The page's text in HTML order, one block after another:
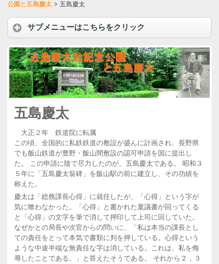
公園と五島慶太 > 五島慶太
サブメニューはこちらをクリック
五島慶太
大正２年 鉄道院に転属
この頃、全国的に私鉄鉄道の敷設が盛んに計画され、長野県
でも飯山鉄道が豊野・飯山間敷設の認可申請を国に提出し
た。 この申請に陰で尽力したのが、五島慶太である。 昭和３
５年に「五島慶太翁碑」を飯山駅の前に建立し、その功績を
称えた。
慶太は「総務課長心得」に就任したが、「心得」という字が
気に喰わなかった。「心得」と書かれた稟議書が回ってくる
と「心得」の文字を筆で消して押印して上司に回していた。
なぜかとの局長や次官からの問いに、「私は本当の課長とし
ての責任をとって本気で書類に判を押している。心得という
ような中途半端な無責任な字は消している。これは、私を侮
辱したことである。」と答えたそうである。 それから２，３